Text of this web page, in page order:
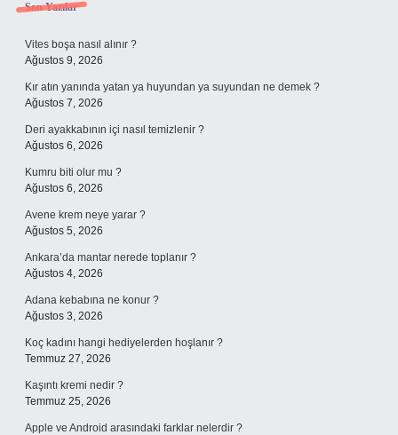
Sidebar
Son Yazılar
Vites boşa nasıl alınır ?
Ağustos 9, 2026
Kır atın yanında yatan ya huyundan ya suyundan ne demek ?
Ağustos 7, 2026
Deri ayakkabının içi nasıl temizlenir ?
Ağustos 6, 2026
Kumru biti olur mu ?
Ağustos 6, 2026
Avene krem neye yarar ?
Ağustos 5, 2026
Ankara’da mantar nerede toplanır ?
Ağustos 4, 2026
Adana kebabına ne konur ?
Ağustos 3, 2026
Koç kadını hangi hediyelerden hoşlanır ?
Temmuz 27, 2026
Kaşıntı kremi nedir ?
Temmuz 25, 2026
Apple ve Android arasındaki farklar nelerdir ?